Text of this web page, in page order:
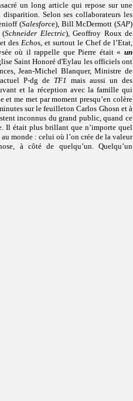
un long article qui repose sur une
Selon ses collaborateurs les
(Salesforce), Bill McDermott (SAP)
(Schneider Electric),Geoffroy Roux de
des Echos, et surtout le Chef de l’Etat,
où il rappelle que Pierre était « un
Saint Honoré d'Eylau les officiels ont
Jean-Michel Blanquer, Ministre de
P-dg de TF1mais aussi un des
et la réception avec la famille qui
me met par moment presqu’en colère
sur le feuilleton Carlos Ghosn et à
inconnus du grand public, quand ce
Il était plus brillant que n’importe quel
monde : celui où l’on crée de la valeur
à côté de quelqu’un. Quelqu’un